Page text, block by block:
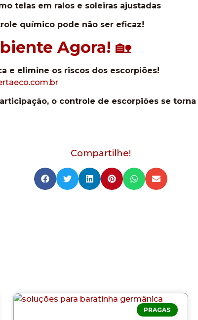
telas em ralos e soleiras ajustadas
químico pode não ser eficaz!
Agora! 🏡
e elimine os riscos dos escorpiões!
o controle de escorpiões se
Compartilhe!
PRAGAS